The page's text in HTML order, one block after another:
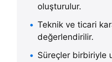
oluşturulur.
Teknik ve ticari
değerlendirilir.
Süreçler birbiriyle